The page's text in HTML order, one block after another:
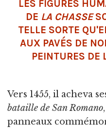
LES FIGURES
DE LA CHASSE
TELLE SORTE
AUX PAVÉS DE
PEINTURES DE
Vers 1455, il acheva
bataille de San Romano
panneaux